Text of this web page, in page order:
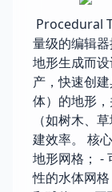
Procedural
量级的编辑
地形生成而
产，快速创
体）的地形
（如树木、
建效率。 核
地形网格； -
性的水体网